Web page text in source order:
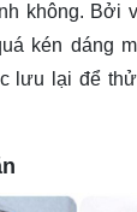
không. Bởi
kén dáng
lưu lại để